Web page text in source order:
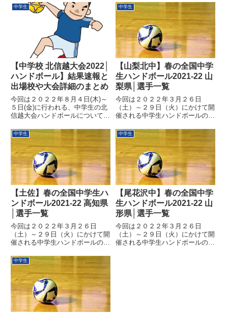
ンバーについて確認して行きまょ
う。各都道府県から選抜された代
表選手が日本一を掛けて熱い戦い
を繰り広げられます、今大会を...
う。各地区の代表校が日本一を目
指し熱い戦いを繰り広げます、今
後の全中に向けての勢力図に関わ
る非常に重要な大会になります。
そんな...
中学生
【中学校 北信越大会2022│
ハンドボール】結果速報と
出場校や大会詳細のまとめ
今回は２０２２年８月４日(木)～
５日(金)に行われる、中学生の北
信越大会ハンドボールについてみ
信越大会は、北信越のナンバー１
を決める大会でありながら、全国
大会（全中）への出場を掛けた非
常に重要な大会です。負けた...
中学生
【山梨北中】春の全国中学
生ハンドボール2021-22 山
梨県│選手一覧
今回は２０２２年３月２６日
（土）～２９日（火）にかけて開
催される中学生ハンドボールの全
う。各地区の代表校が日本一を目
指し熱い戦いを繰り広げます、今
後の全中に向けての勢力図に関わ
る非常に重要な大会になります。
そんな...
中学生
【土佐】春の全国中学生ハ
ンドボール2021-22 高知県
│選手一覧
今回は２０２２年３月２６日
（土）～２９日（火）にかけて開
催される中学生ハンドボールの全
う。各地区の代表校が日本一を目
指し熱い戦いを繰り広げます、今
後の全中に向けての勢力図に関わ
る非常に重要な大会になります。
そんな...
中学生
【尾花沢中】春の全国中学
生ハンドボール2021-22 山
形県│選手一覧
今回は２０２２年３月２６日
（土）～２９日（火）にかけて開
催される中学生ハンドボールの全
中学生